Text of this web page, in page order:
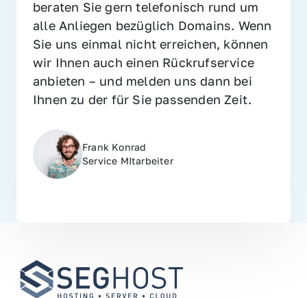
beraten Sie gern telefonisch rund um
alle Anliegen bezüglich Domains. Wenn
Sie uns einmal nicht erreichen, können
wir Ihnen auch einen Rückrufservice
anbieten – und melden uns dann bei
Ihnen zu der für Sie passenden Zeit.
Frank Konrad
Service MItarbeiter